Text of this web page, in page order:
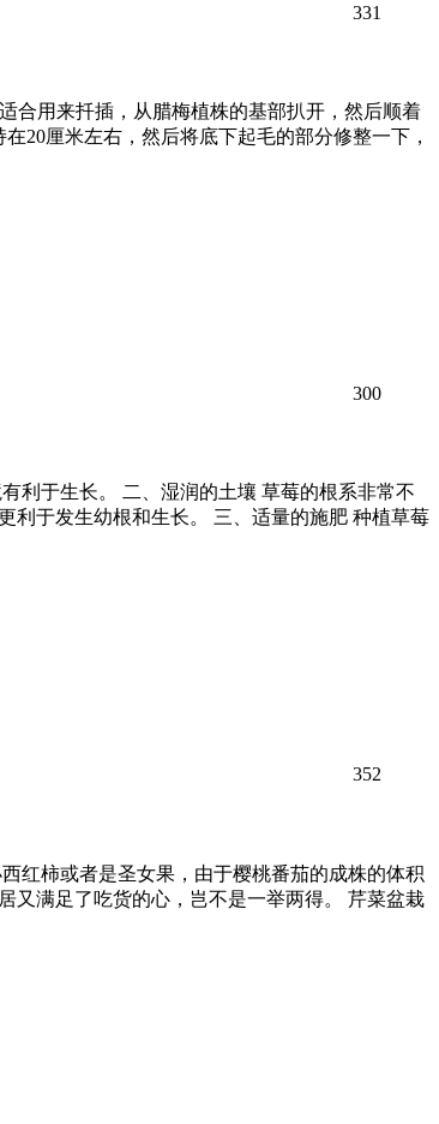
331
合用来扦插，从腊梅植株的基部扒开，然后顺着
20厘米左右，然后将底下起毛的部分修整一下，
300
利于生长。 二、湿润的土壤 草莓的根系非常不
利于发生幼根和生长。 三、适量的施肥 种植草莓
352
红柿或者是圣女果，由于樱桃番茄的成株的体积
又满足了吃货的心，岂不是一举两得。 芹菜盆栽